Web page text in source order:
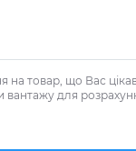
на товар, що Вас
для